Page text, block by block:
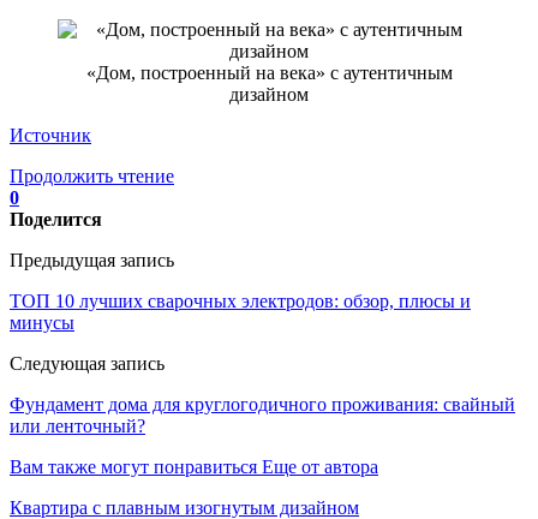
«Дом, построенный на века» с аутентичным
дизайном
Источник
Продолжить чтение
0
Поделится
Предыдущая запись
ТОП 10 лучших сварочных электродов: обзор, плюсы и
минусы
Следующая запись
Фундамент дома для круглогодичного проживания: свайный
или ленточный?
Вам также могут понравиться Еще от автора
Квартира с плавным изогнутым дизайном